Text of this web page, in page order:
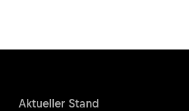
Aktueller Stand